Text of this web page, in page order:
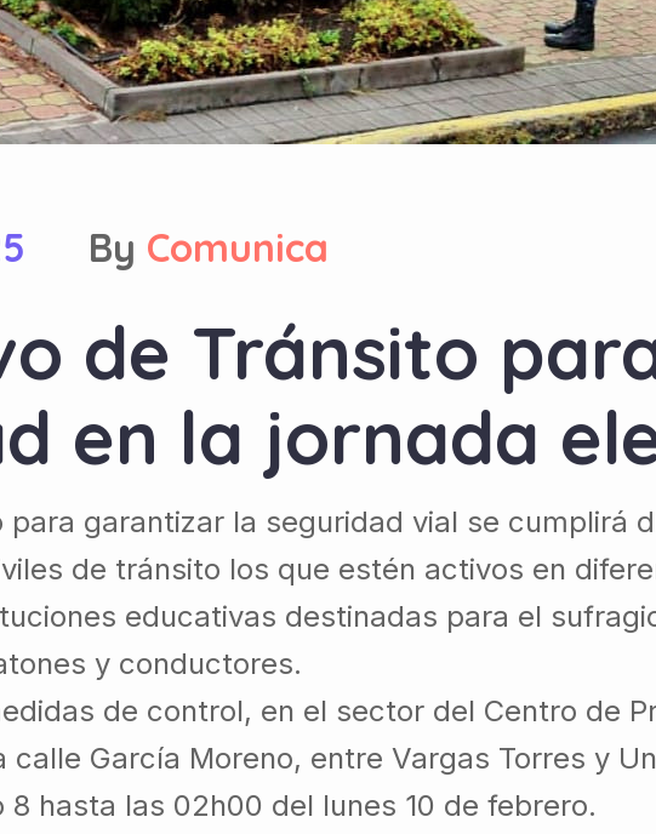
By Comunica
de Tránsito
en la jornada
para garantizar la seguridad vial se cumplirá
de tránsito los que estén activos en
educativas destinadas para el
y conductores.
de control, en el sector del Centro de
calle García Moreno, entre Vargas Torres y
8 hasta las 02h00 del lunes 10 de febrero.